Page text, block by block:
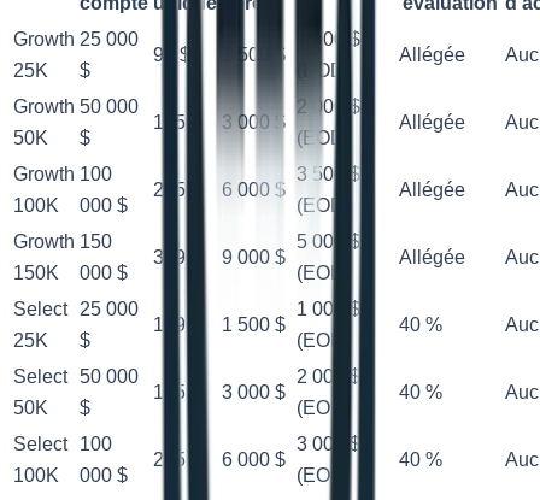
Growth
25K
25 000
$
99 $ 1 500 $
1 000 $
(EOD)
Allégée
Growth
50K
50 000
$
145 $ 3 000 $
2 000 $
(EOD)
Allégée
Growth
100K
100
000 $
255 $ 6 000 $
3 500 $
(EOD)
Allégée
Growth
150K
150
000 $
369 $ 9 000 $
5 000 $
(EOD)
Allégée
Select
25K
25 000
$
109 $ 1 500 $
1 000 $
(EOD)
40 %
Select
50K
50 000
$
165 $ 3 000 $
2 000 $
(EOD)
40 %
Select
100K
100
000 $
265 $ 6 000 $
3 000 $
(EOD)
40 %